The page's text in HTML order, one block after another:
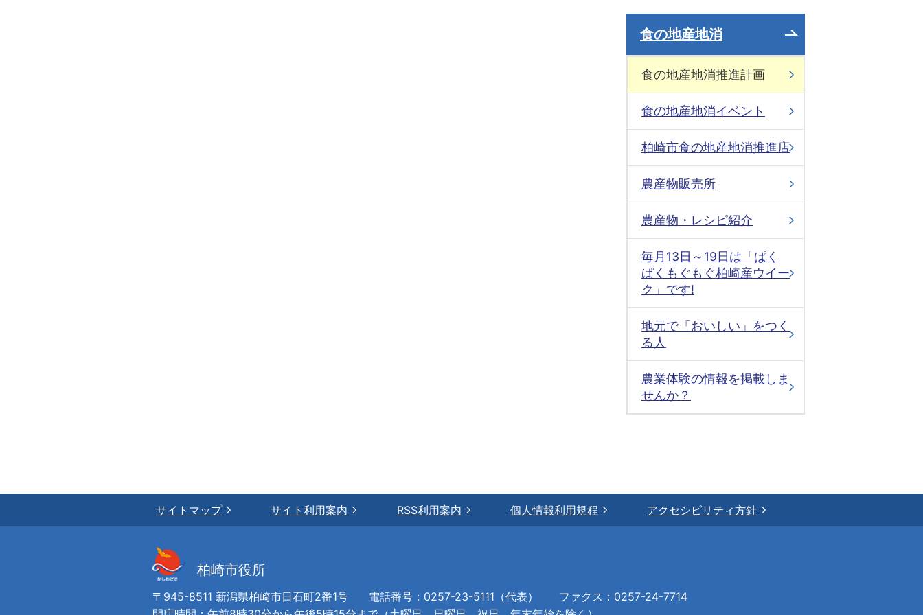
食の地産地消
食の地産地消推進計画
食の地産地消イベント
柏崎市食の地産地消推進店
農産物販売所
農産物・レシピ紹介
毎月13日～19日は「ぱく
ぱくもぐもぐ柏崎産ウイー
ク」です!
地元で「おいしい」をつく
る人
農業体験の情報を掲載しま
せんか？
サイトマップ サイト利用案内 RSS利用案内 個人情報利用規程 アクセシビリティ方針
柏崎市役所
〒945-8511 新潟県柏崎市日石町2番1号 電話番号：0257-23-5111（代表）
ファクス：0257-24-7714